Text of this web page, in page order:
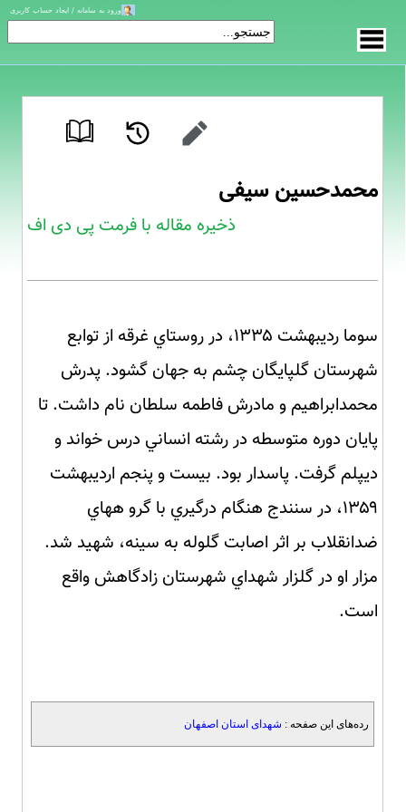
محمدحسین سیفی
ذخیره مقاله با فرمت پی دی اف
سوما رديبهشت ۱۳۳۵، در روستاي غرقه از توابع
شهرستان گلپايگان چشم به جهان گشود. پدرش
محمدابراهيم و مادرش فاطمه سلطان نام داشت. تا
پايان دوره متوسطه در رشته انساني درس خواند و
ديپلم گرفت. پاسدار بود. بيست و پنجم ارديبهشت
۱۳۵۹، در سنندج هنگام درگيري با گرو ههاي
ضدانقلاب بر اثر اصابت گلوله به سينه، شهيد شد.
مزار او در گلزار شهداي شهرستان زادگاهش واقع
است.
رده‌های این صفحه : شهدای استان اصفهان
ورود به سامانه / ایجاد حساب کاربری